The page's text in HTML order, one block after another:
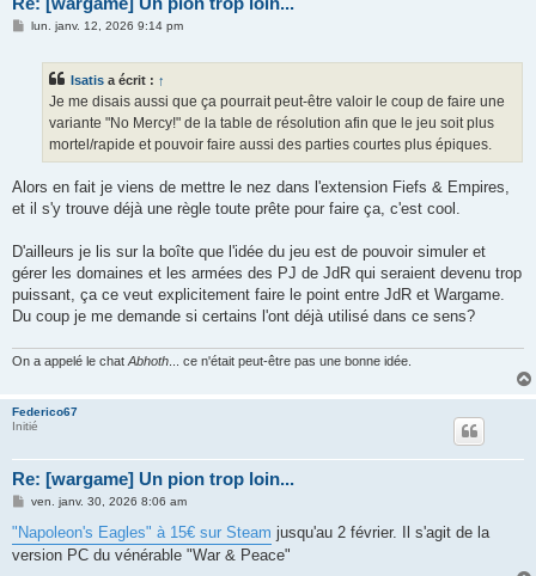
Mlun. janv. 12, 2026 9:14 pm
Isatis a écrit : ↑
Je me disais aussi que ça pourrait peut-être valoir le coup de faire une
variante "No Mercy!" de la table de résolution afin que le jeu soit plus
mortel/rapide et pouvoir faire aussi des parties courtes plus épiques.
Alors en fait je viens de mettre le nez dans l'extension Fiefs & Empires,
et il s'y trouve déjà une règle toute prête pour faire ça, c'est cool.
D'ailleurs je lis sur la boîte que l'idée du jeu est de pouvoir simuler et
gérer les domaines et les armées des PJ de JdR qui seraient devenu trop
puissant, ça ce veut explicitement faire le point entre JdR et Wargame.
Du coup je me demande si certains l'ont déjà utilisé dans ce sens?
On a appelé le chat Abhoth ... ce n'était peut-être pas une bonne idée.
Federico67
Initié
Re: [wargame] Un pion trop loin...
M
s
s
a
ven. janv. 30, 2026 8:06 am
"Napoleon's Eagles" à 15€ sur Steam jusqu'au 2 février. Il s'agit de la
version PC du vénérable "War & Peace"